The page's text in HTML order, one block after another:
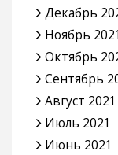
Декабрь
Ноябрь 2021
Октябрь
Сентябрь
Август 2021
Июль 2021
Июнь 2021